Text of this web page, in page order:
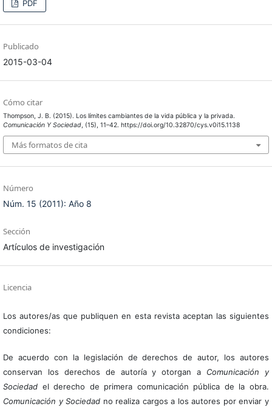
PDF
Publicado
2015-03-04
Cómo citar
Thompson, J. B. (2015). Los límites cambiantes de la vida pública y la privada.
Comunicación Y Sociedad, (15), 11–42. https://doi.org/10.32870/cys.v0i15.1138
Más formatos de cita
Número
Núm. 15 (2011): Año 8
Sección
Artículos de investigación
Licencia
Los autores/as que publiquen en esta revista aceptan las siguientes
condiciones:
De acuerdo con la legislación de derechos de autor, los autores
conservan los derechos de autoría y otorgan a Comunicación y
Sociedadel derecho de primera comunicación pública de la obra.
Comunicación y Sociedad no realiza cargos a los autores por enviar y